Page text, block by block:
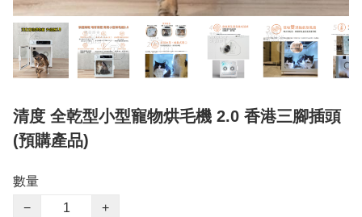
清度 全乾型小型寵物烘毛機 2.0 香港三腳插頭
(預購產品)
數量
−
+